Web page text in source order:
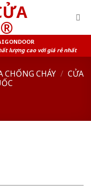
lượng cao với giá rẻ nhất
CHỐNG CHÁY / CỬA